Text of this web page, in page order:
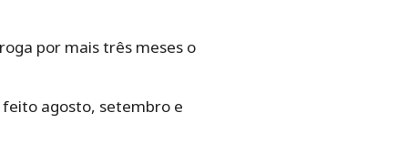
por mais três meses o
feito agosto, setembro e